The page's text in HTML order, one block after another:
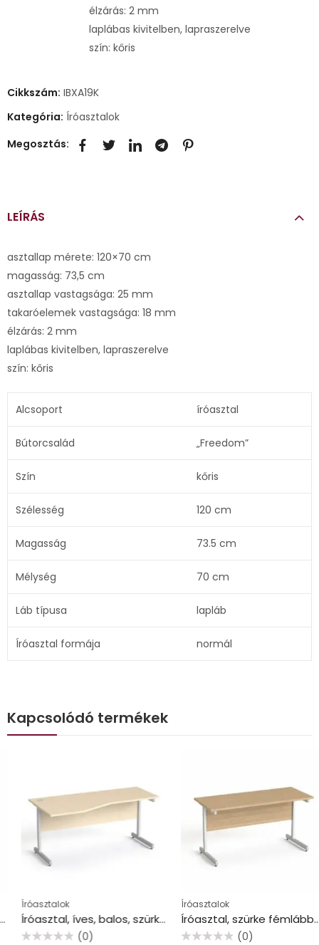
élzárás: 2 mm
laplábas kivitelben, lapraszerelve
szín: kőris
Cikkszám: IBXA19K
Kategória: Íróasztalok
Megosztás:
LEÍRÁS
asztallap mérete: 120×70 cm
magasság: 73,5 cm
asztallap vastagsága: 25 mm
takaróelemek vastagsága: 18 mm
élzárás: 2 mm
laplábas kivitelben, lapraszerelve
szín: kőris
Alcsoport íróasztal
Bútorcsalád „Freedom”
Szín kőris
Szélesség 120 cm
Magasság 73.5 cm
Mélység 70 cm
Láb típusa lapláb
Íróasztal formája normál
Kapcsolódó termékek
Íróasztalok
Íróasztal, íves, balos, szürke fémlábbal, 160×80 cm, MAYAH “Freedom SV-30”, juhar
(0)
Íróasztalok
Íróasztal, szürke fémlábbal, 140×70 cm, MAYAH “Freedom SV-26”, kőris
(0)